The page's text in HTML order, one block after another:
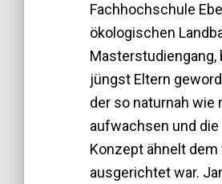
Fachhochschule
ökologischen
Masterstudiengang,
jüngst Eltern
der so naturnah wie
aufwachsen und
Konzept ähnelt dem
ausgerichtet war.